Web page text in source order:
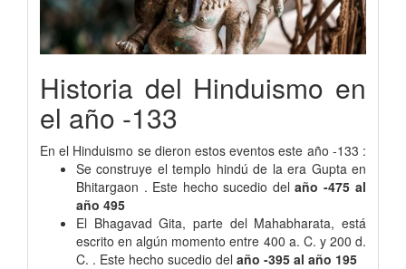
Historia del Hinduismo en
el año -133
En el Hinduismo se dieron estos eventos este año -133 :
Se construye el templo hindú de la era Gupta en
Bhitargaon . Este hecho sucedio del año -475 al
año 495
El Bhagavad Gita, parte del Mahabharata, está
escrito en algún momento entre 400 a. C. y 200 d.
C. . Este hecho sucedio del año -395 al año 195